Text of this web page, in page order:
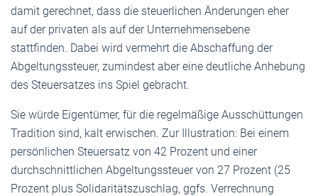
damit gerechnet, dass die steuerlichen Änderungen eher
auf der privaten als auf der Unternehmensebene
stattfinden. Dabei wird vermehrt die Abschaffung der
Abgeltungssteuer, zumindest aber eine deutliche Anhebung
des Steuersatzes ins Spiel gebracht.
Sie würde Eigentümer, für die regelmäßige Ausschüttungen
Tradition sind, kalt erwischen. Zur Illustration: Bei einem
persönlichen Steuersatz von 42 Prozent und einer
durchschnittlichen Abgeltungssteuer von 27 Prozent (25
Prozent plus Solidaritätszuschlag, ggfs. Verrechnung